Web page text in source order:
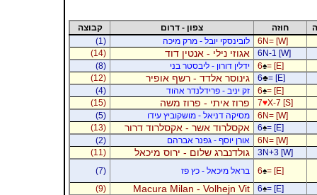
חוזה צפון - דרום
קבוצה
6N= [W]
לובינסקי יובל - מרק מיכה
(1)
6N-1 [W]
אגוזי נילי - אנטין דוד
(14)
6♠= [E] ידלין דורון - ליבסטר בני
(8)
6♣= [E] גינוסר אלדד - רשף אופיר
(12)
6♠= [E] זק יניב - פרידלנדר אהוד
(4)
7♥X-7 [S] פרוז איתי - פרוז משה
(15)
6N= [W]
מסיקה דניאל - מושקוביץ עידו
(5)
6♠= [E] אקסלרוד אשר - אקסלרוד דרור
(13)
6N= [W]
אורן יוסף - גפנר אברהם
(2)
3N+3 [W]
גולדנברג שלום - ירוס מיכאל
(11)
6♠= [E] בראל מיכאל - כץ פז
(7)
6♠= [E]
Macura Milan - Volhejn Vit
(9)